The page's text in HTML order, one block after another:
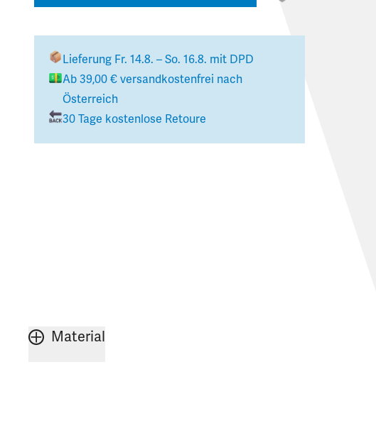
Lieferung Fr. 14.8. – So. 16.8. mit DPD
Ab 39,00 €versandkostenfrei nach
Österreich
30 Tage kostenlose Retoure
Material